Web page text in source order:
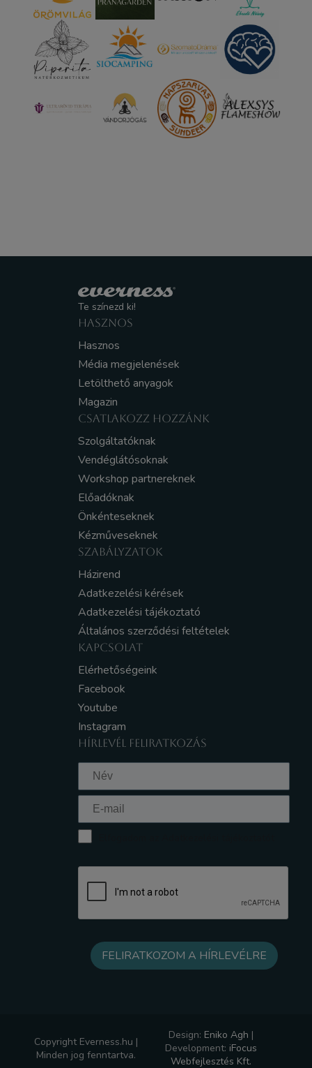
Te színezd ki!
HASZNOS
Hasznos
Média megjelenések
Letölthető anyagok
Magazin
CSATLAKOZZ HOZZÁNK
Szolgáltatóknak
Vendéglátósoknak
Workshop partnereknek
Előadóknak
Önkénteseknek
Kézműveseknek
SZABÁLYZATOK
Házirend
Adatkezelési kérések
Adatkezelési tájékoztató
Általános szerződési feltételek
KAPCSOLAT
Elérhetőségeink
Facebook
Youtube
Instagram
HÍRLEVÉL FELIRATKOZÁS
Copyright Everness.hu |
Minden jog fenntartva.
Design: Eniko Agh |
Development: iFocus
Webfejlesztés Kft.